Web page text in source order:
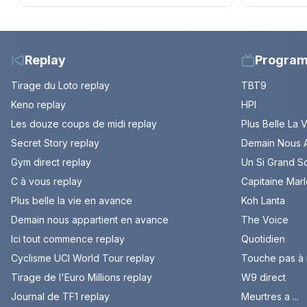
dans les années 80
Replay
Tirage du Loto replay
Keno replay
Les douze coups de midi replay
Secret Story replay
Gym direct replay
C à vous replay
Plus belle la vie en avance
Demain nous appartient en avance
Ici tout commence replay
Cyclisme UCI World Tour replay
Tirage de l'Euro Millions replay
Journal de TF1 replay
TBT9
HPI
Plus Belle La
Demain Nous
Un Si Grand
Capitaine
Koh Lanta
The Voice
Quotidien
Touche pas à
W9 direct
Meurtres a ...